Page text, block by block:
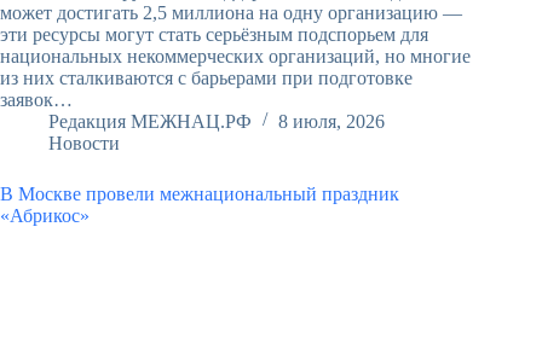
может достигать 2,5 миллиона на одну организацию —
эти ресурсы могут стать серьёзным подспорьем для
национальных некоммерческих организаций, но многие
из них сталкиваются с барьерами при подготовке
заявок…
Редакция МЕЖНАЦ.РФ
8 июля, 2026
Новости
В Москве провели межнациональный праздник
«Абрикос»